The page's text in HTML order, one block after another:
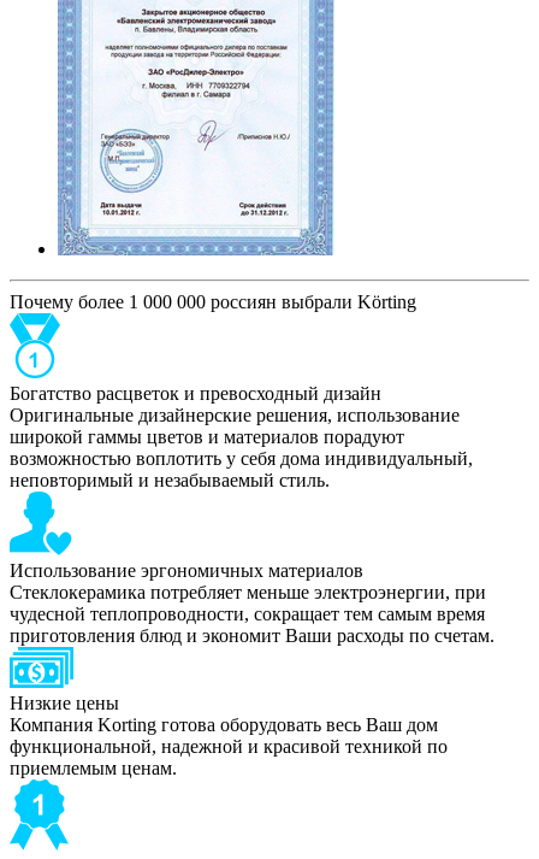
Почему более 1 000 000 россиян выбрали Körting
Богатство расцветок и превосходный дизайн
Оригинальные дизайнерские решения, использование
широкой гаммы цветов и материалов порадуют
возможностью воплотить у себя дома индивидуальный,
неповторимый и незабываемый стиль.
Использование эргономичных материалов
Стеклокерамика потребляет меньше электроэнергии, при
чудесной теплопроводности, сокращает тем самым время
приготовления блюд и экономит Ваши расходы по счетам.
Низкие цены
Компания Korting готова оборудовать весь Ваш дом
функциональной, надежной и красивой техникой по
приемлемым ценам.